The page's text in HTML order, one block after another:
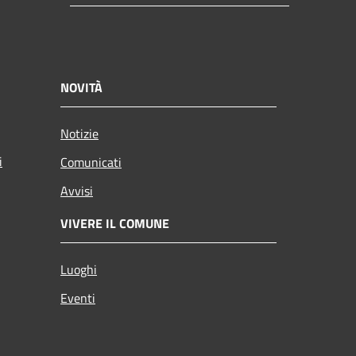
NOVITÀ
Notizie
Comunicati
Avvisi
VIVERE IL COMUNE
Luoghi
Eventi